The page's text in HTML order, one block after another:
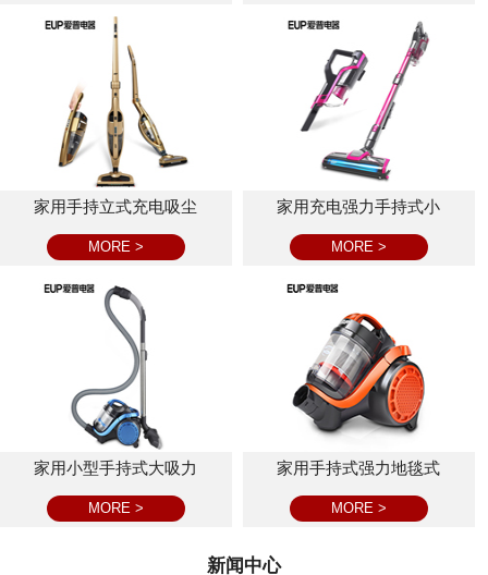
家用手持立式充电吸尘
MORE >
家用充电强力手持式小
MORE >
家用小型手持式大吸力
MORE >
家用手持式强力地毯式
MORE >
新闻中心